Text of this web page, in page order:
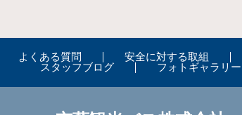
よくある質問 安全に対する取組
スタッフブログ
フォトギャラリー